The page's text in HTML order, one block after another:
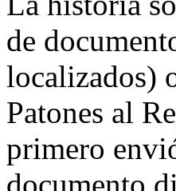
de
localizados)
Patones al
primero